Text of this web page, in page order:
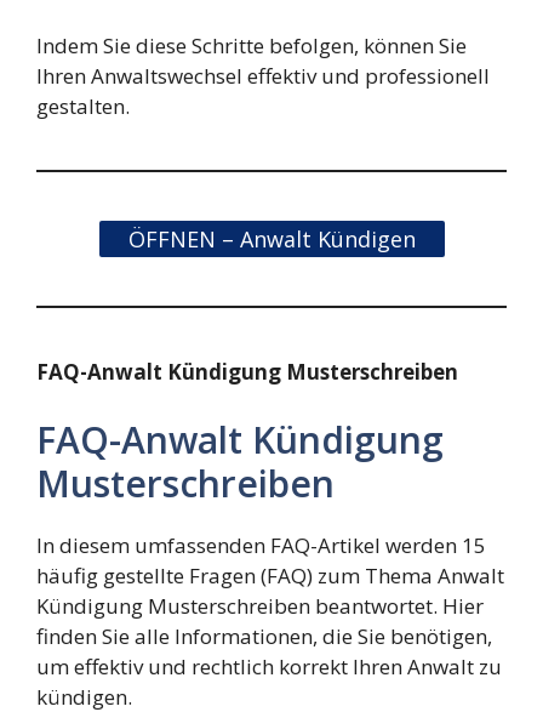
Indem Sie diese Schritte befolgen, können Sie
Ihren Anwaltswechsel effektiv und professionell
gestalten.
ÖFFNEN – Anwalt Kündigen
FAQ-Anwalt Kündigung Musterschreiben
FAQ-Anwalt Kündigung
Musterschreiben
In diesem umfassenden FAQ-Artikel werden 15
häufig gestellte Fragen (FAQ) zum Thema Anwalt
Kündigung Musterschreiben beantwortet. Hier
finden Sie alle Informationen, die Sie benötigen,
um effektiv und rechtlich korrekt Ihren Anwalt zu
kündigen.